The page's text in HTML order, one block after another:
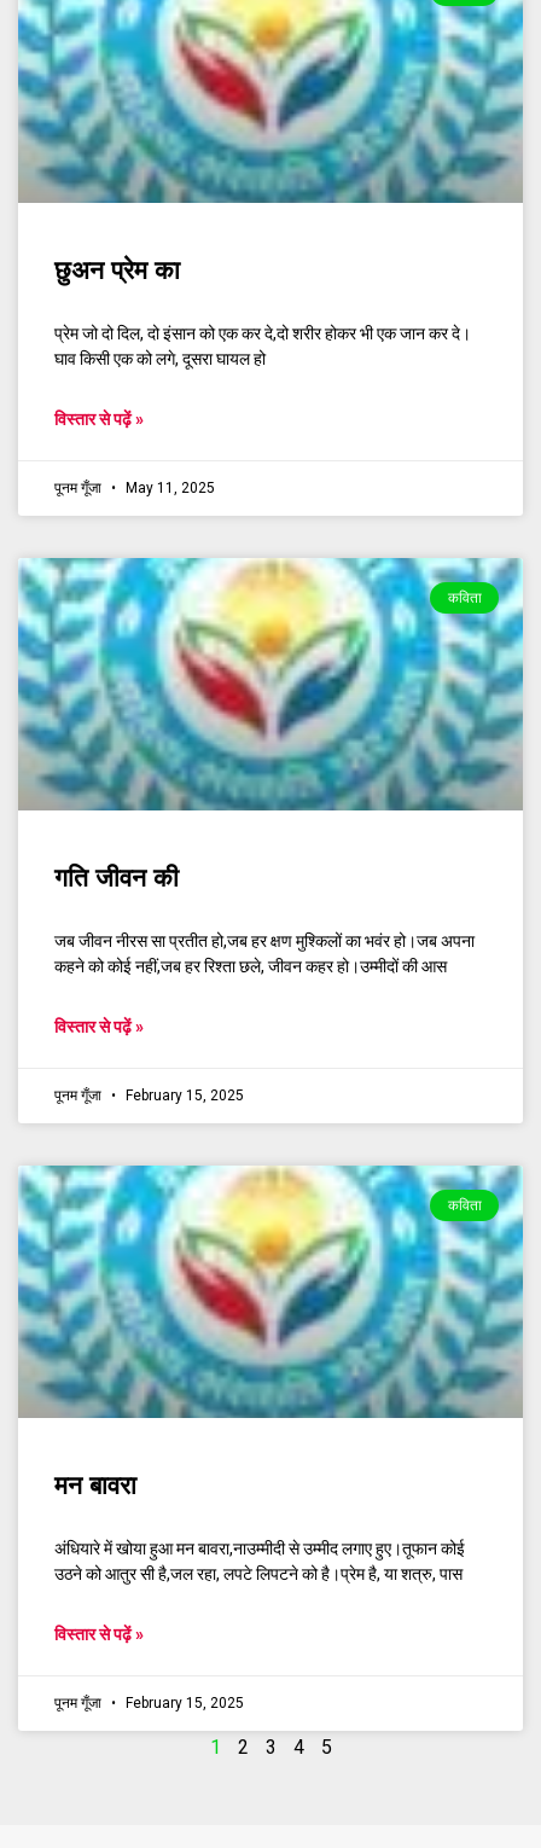
छुअन प्रेम का
प्रेम जो दो दिल, दो इंसान को एक कर दे,दो शरीर होकर भी एक जान कर दे।
घाव किसी एक को लगे, दूसरा घायल हो
विस्तार से पढ़ें »
पूनम गूँजा May 11, 2025
कविता
गति जीवन की
जब जीवन नीरस सा प्रतीत हो,जब हर क्षण मुश्किलों का भवंर हो।जब अपना
कहने को कोई नहीं,जब हर रिश्ता छले, जीवन कहर हो।उम्मीदों की आस
विस्तार से पढ़ें »
पूनम गूँजा February 15, 2025
कविता
मन बावरा
अंधियारे में खोया हुआ मन बावरा,नाउम्मीदी से उम्मीद लगाए हुए।तूफान कोई
उठने को आतुर सी है,जल रहा, लपटे लिपटने को है।प्रेम है, या शत्रु, पास
विस्तार से पढ़ें »
पूनम गूँजा February 15, 2025
1 2 3 4 5